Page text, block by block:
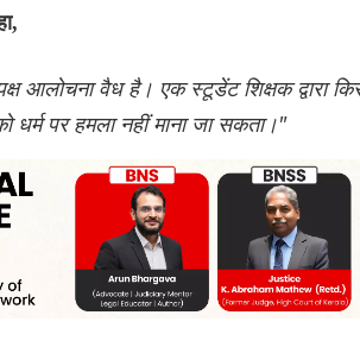
आलोचना वैध है। एक स्टूडेंट शिक्षक द्वारा
धर्म पर हमला नहीं माना जा सकता।"